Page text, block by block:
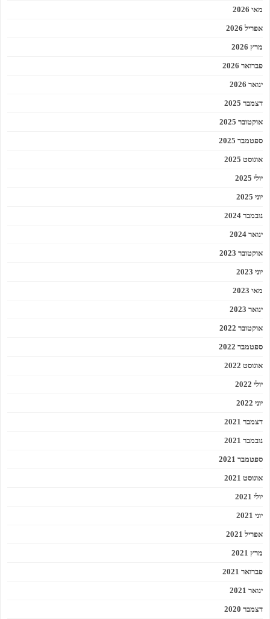
מאי 2026
אפריל 2026
מרץ 2026
פברואר 2026
ינואר 2026
דצמבר 2025
אוקטובר 2025
ספטמבר 2025
אוגוסט 2025
יולי 2025
יוני 2025
נובמבר 2024
ינואר 2024
אוקטובר 2023
יוני 2023
מאי 2023
ינואר 2023
אוקטובר 2022
ספטמבר 2022
אוגוסט 2022
יולי 2022
יוני 2022
דצמבר 2021
נובמבר 2021
ספטמבר 2021
אוגוסט 2021
יולי 2021
יוני 2021
אפריל 2021
מרץ 2021
פברואר 2021
ינואר 2021
דצמבר 2020